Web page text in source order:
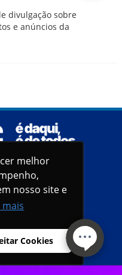
melhor
nosso site e
mais
Cookies
melhor
nosso site e
mais
Cookies
divulgação sobre
e anúncios da